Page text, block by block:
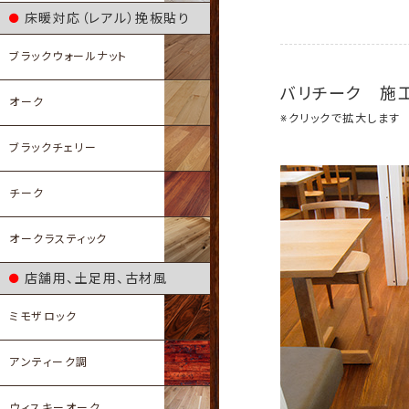
床暖対応（レアル）挽板貼り
ブラックウォールナット
オーク
ブラックチェリー
チーク
オークラスティック
店舗用、土足用、古材風
ミモザロック
アンティーク調
バリチーク 施
※クリックで拡大します